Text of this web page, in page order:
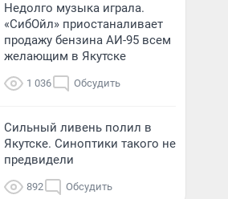
Недолго музыка играла.
«СибОйл» приостаналивает
продажу бензина АИ-95 всем
желающим в Якутске
1 036 Обсудить
Сильный ливень полил в
Якутске. Синоптики такого не
предвидели
892 Обсудить